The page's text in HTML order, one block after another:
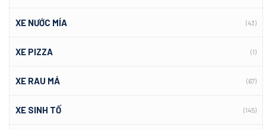
XE NƯỚC MÍA (43)
XE PIZZA (1)
XE RAU MÁ (67)
XE SINH TỐ (145)